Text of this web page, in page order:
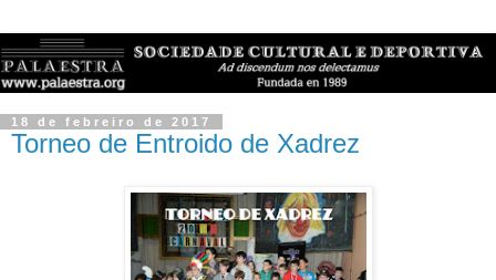
18 de febreiro de 2017
Torneo de Entroido de Xadrez